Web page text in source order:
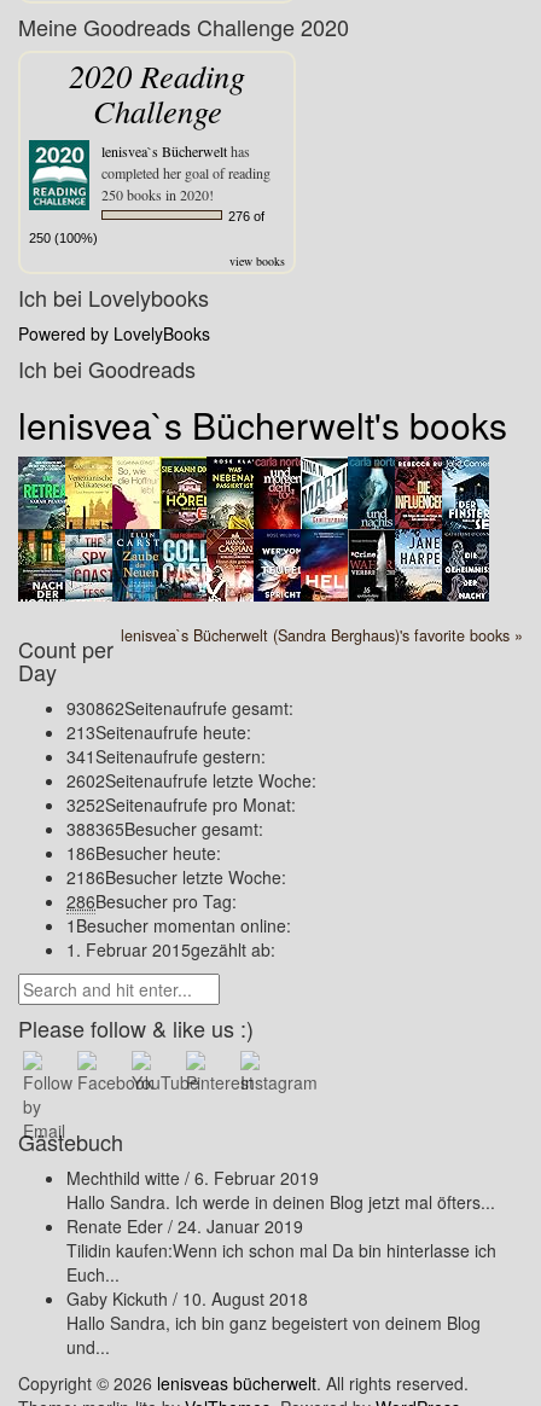
Meine Goodreads Challenge 2020
2020 Reading
Challenge
lenisvea`s Bücherwelthas
completed her goal of reading
250 books in 2020!
276 of
250 (100%)
view books
Ich bei Lovelybooks
Powered by LovelyBooks
Ich bei Goodreads
lenisvea`s Bücherwelt's books
lenisvea`s Bücherwelt (Sandra Berghaus)'s favorite books »
Count per
Day
930862Seitenaufrufe gesamt:
213Seitenaufrufe heute:
341Seitenaufrufe gestern:
2602Seitenaufrufe letzte Woche:
3252Seitenaufrufe pro Monat:
388365Besucher gesamt:
186Besucher heute:
2186Besucher letzte Woche:
286Besucher pro Tag:
1 Besucher momentan online:
1. Februar 2015gezählt ab:
Please follow & like us :)
Gästebuch
Mechthild witte / 6. Februar 2019
Hallo Sandra. Ich werde in deinen Blog jetzt mal öfters...
Renate Eder / 24. Januar 2019
Tilidin kaufen:Wenn ich schon mal Da bin hinterlasse ich
Euch...
Gaby Kickuth / 10. August 2018
Hallo Sandra, ich bin ganz begeistert von deinem Blog
und...
Copyright © 2026 lenisveas bücherwelt. All rights reserved.